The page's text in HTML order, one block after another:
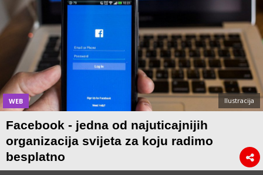
WEB Ilustracija
Facebook - jedna od najuticajnijih
organizacija svijeta za koju radimo
besplatno